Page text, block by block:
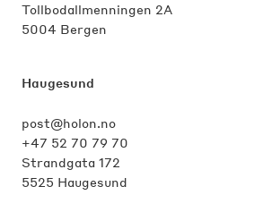
Tollbodallmenningen 2A
5004 Bergen
Haugesund
post@holon.no
+47 52 70 79 70
Strandgata 172
5525 Haugesund